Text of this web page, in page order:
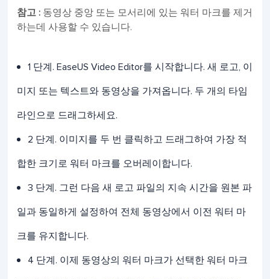
참고 : 동영상 중앙 또는 모서리에 있는 워터 마크를 제거
하는데 사용할 수 있습니다.
1 단계. EaseUS Video Editor를 시작합니다. 새 로고, 이
미지 또는 텍스트와 동영상을 가져옵니다. 두 개의 타임
라인으로 드래그하세요.
2 단계. 이미지를 두 번 클릭하고 드래그하여 가장 적
합한 크기로 워터 마크를 오버레이합니다.
3 단계. 그런 다음 새 로고 파일의 지속 시간을 원본 파
일과 동일하게 설정하여 전체 동영상에서 이전 워터 마
크를 유지합니다.
4 단계. 이제 동영상의 워터 마크가 선택한 워터 마크